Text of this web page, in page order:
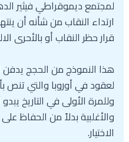
لمجتمع ديموقراطي فيثير
ارتداء النقاب من شأنه أن
قرار حظر النقاب أو بالأحرى
هذا النموذج من الحجج يدفن
لعقود في أوروبا والتي تنص
وللمرة الأولى في التاريخ
والأغلبية بدلاً من الحفاظ
الاختيار.